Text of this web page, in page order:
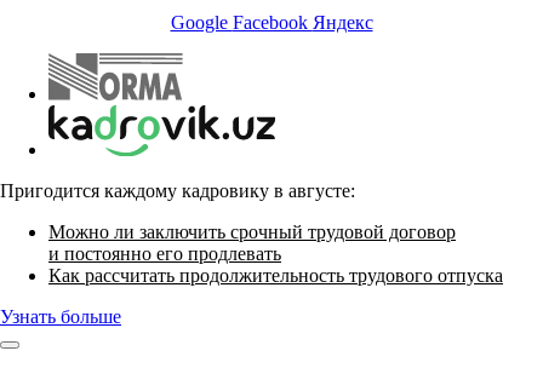
Google Facebook Яндекс
Пригодится каждому кадровику в августе:
Можно ли заключить срочный трудовой договор
и постоянно его продлевать
Как рассчитать продолжительность трудового отпуска
Узнать больше